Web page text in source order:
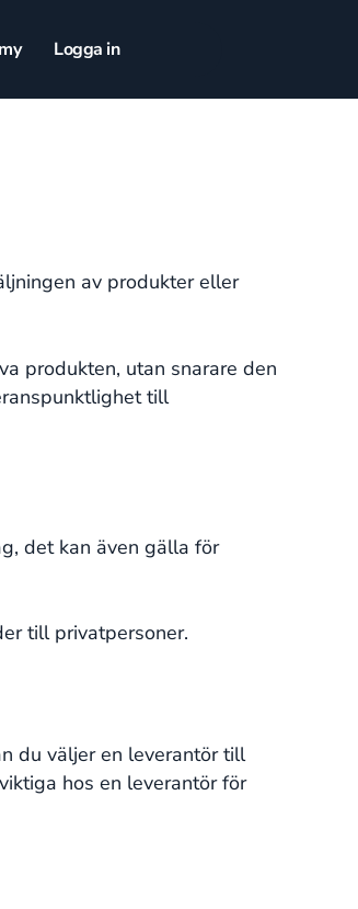
Logga in
av produkter eller
produkten, utan snarare den
till
det kan även gälla för
till privatpersoner.
du väljer en leverantör till
hos en leverantör för